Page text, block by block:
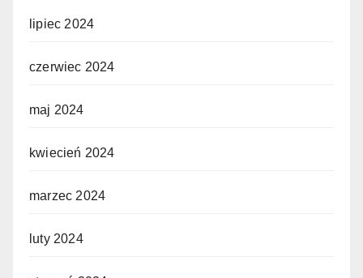
lipiec 2024
czerwiec 2024
maj 2024
kwiecień 2024
marzec 2024
luty 2024